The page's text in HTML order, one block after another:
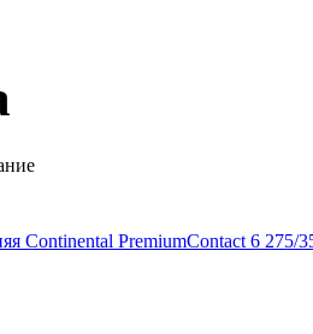
Continental PremiumContact 6 275/